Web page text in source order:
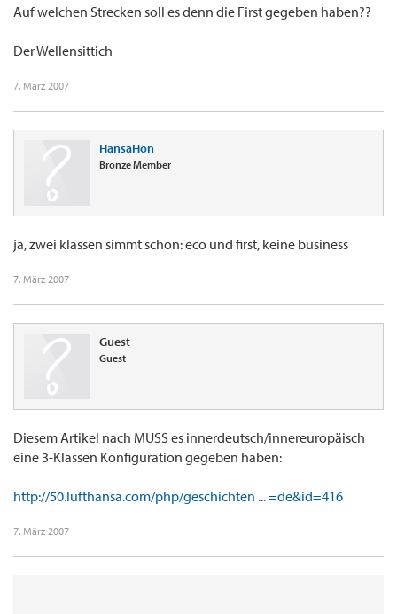
Auf welchen Strecken soll es denn die First gegeben haben??
Der Wellensittich
7. März 2007
HansaHon
Bronze Member
ja, zwei klassen simmt schon: eco und first, keine business
7. März 2007
Guest
Guest
Diesem Artikel nach MUSS es innerdeutsch/innereuropäisch
eine 3-Klassen Konfiguration gegeben haben:
http://50.lufthansa.com/php/geschichten ... =de&id=416
7. März 2007